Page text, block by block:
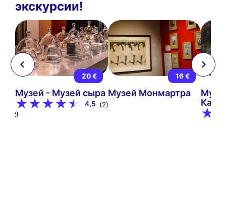
экскурсии!
(12)
20 €
Музей - Музей сыра
4,5 (2)
16 €
Музей Монмартра